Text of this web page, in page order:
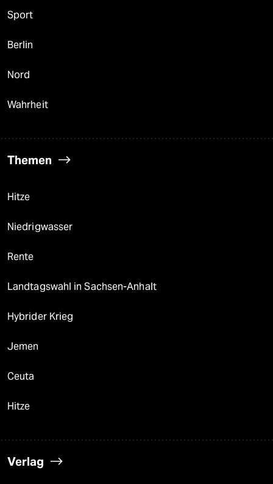
Sport
Berlin
Nord
Wahrheit
Themen
Hitze
Niedrigwasser
Rente
Landtagswahl in Sachsen-Anhalt
Hybrider Krieg
Jemen
Ceuta
Hitze
Verlag